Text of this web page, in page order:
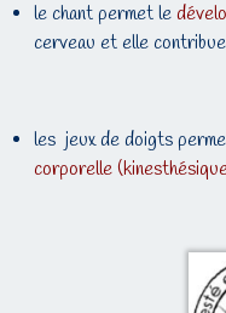
le chant permet le
cerveau et elle
les jeux de doigts
corporelle